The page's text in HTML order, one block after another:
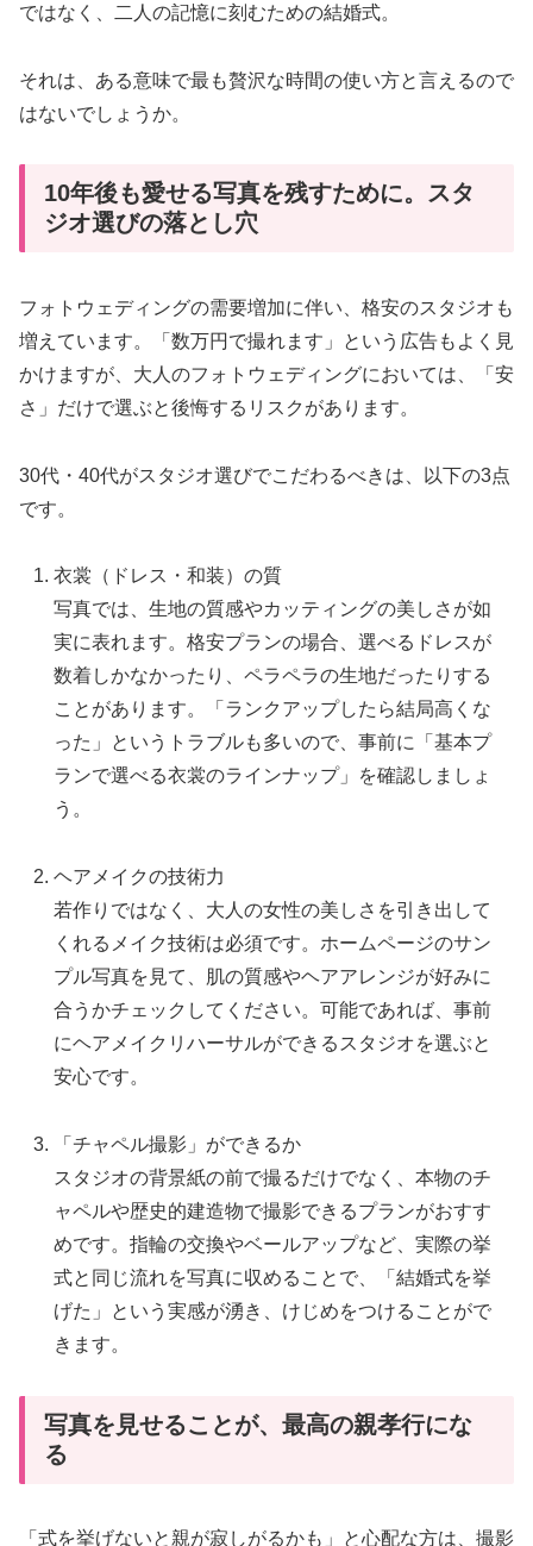
ではなく、二人の記憶に刻むための結婚式。
それは、ある意味で最も贅沢な時間の使い方と言えるので
はないでしょうか。
10年後も愛せる写真を残すために。スタ
ジオ選びの落とし穴
フォトウェディングの需要増加に伴い、格安のスタジオも
増えています。「数万円で撮れます」という広告もよく見
かけますが、大人のフォトウェディングにおいては、「安
さ」だけで選ぶと後悔するリスクがあります。
30代・40代がスタジオ選びでこだわるべきは、以下の3点
です。
衣裳（ドレス・和装）の質
写真では、生地の質感やカッティングの美しさが如
実に表れます。格安プランの場合、選べるドレスが
数着しかなかったり、ペラペラの生地だったりする
ことがあります。「ランクアップしたら結局高くな
った」というトラブルも多いので、事前に「基本プ
ランで選べる衣裳のラインナップ」を確認しましょ
う。
ヘアメイクの技術力
若作りではなく、大人の女性の美しさを引き出して
くれるメイク技術は必須です。ホームページのサン
プル写真を見て、肌の質感やヘアアレンジが好みに
合うかチェックしてください。可能であれば、事前
にヘアメイクリハーサルができるスタジオを選ぶと
安心です。
「チャペル撮影」ができるか
スタジオの背景紙の前で撮るだけでなく、本物のチ
ャペルや歴史的建造物で撮影できるプランがおすす
めです。指輪の交換やベールアップなど、実際の挙
式と同じ流れを写真に収めることで、「結婚式を挙
げた」という実感が湧き、けじめをつけることがで
きます。
写真を見せることが、最高の親孝行にな
る
「式を挙げないと親が寂しがるかも」と心配な方は、撮影